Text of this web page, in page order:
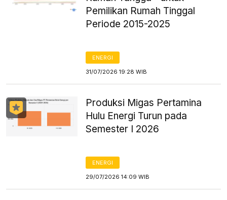
Pemilikan Rumah Tinggal
Periode 2015-2025
ENERGI
31/07/2026 19:28 WIB
Produksi Migas Pertamina
Hulu Energi Turun pada
Semester I 2026
ENERGI
29/07/2026 14:09 WIB